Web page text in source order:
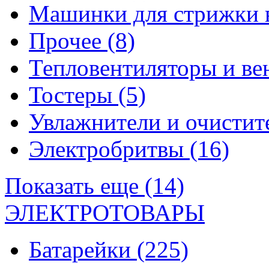
Машинки для стрижки
Прочее (8)
Тепловентиляторы и
Тостеры (5)
Увлажнители и
Электробритвы (16)
Показать еще (14)
ЭЛЕКТРОТОВАРЫ
Батарейки (225)